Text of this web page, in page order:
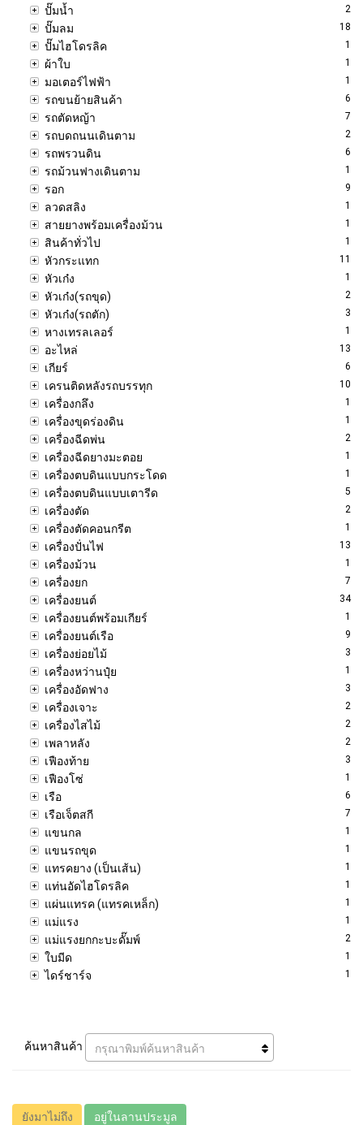
ปั๊มน้ำ 2
ปั๊มลม 18
ปั๊มไฮโดรลิค 1
ผ้าใบ 1
มอเตอร์ไฟฟ้า 1
รถขนย้ายสินค้า 6
รถตัดหญ้า 7
รถบดถนนเดินตาม 2
รถพรวนดิน 6
รถม้วนฟางเดินตาม 1
รอก 9
ลวดสลิง 1
สายยางพร้อมเครื่องม้วน 1
สินค้าทั่วไป 1
หัวกระแทก 11
หัวเก๋ง 1
หัวเก๋ง(รถขุด) 2
หัวเก๋ง(รถตัก) 3
หางเทรลเลอร์ 1
อะไหล่ 13
เกียร์ 6
เครนติดหลังรถบรรทุก 10
เครื่องกลึง 1
เครื่องขุดร่องดิน 1
เครื่องฉีดพ่น 2
เครื่องฉีดยางมะตอย 1
เครื่องตบดินแบบกระโดด 1
เครื่องตบดินแบบเตารีด 5
เครื่องตัด 2
เครื่องตัดคอนกรีต 1
เครื่องปั่นไฟ 13
เครื่องม้วน 1
เครื่องยก 7
เครื่องยนต์ 34
เครื่องยนต์พร้อมเกียร์ 1
เครื่องยนต์เรือ 9
เครื่องย่อยไม้ 3
เครื่องหว่านปุ๋ย 1
เครื่องอัดฟาง 3
เครื่องเจาะ 2
เครื่องไสไม้ 2
เพลาหลัง 2
เฟืองท้าย 3
เฟืองโซ่ 1
เรือ 6
เรือเจ็ตสกี 7
แขนกล 1
แขนรถขุด 1
แทรคยาง (เป็นเส้น) 1
แท่นอัดไฮโดรลิค 1
แผ่นแทรค (แทรคเหล็ก) 1
แม่แรง 1
แม่แรงยกกะบะดั๊มพ์ 2
ใบมีด 1
ไดร์ชาร์จ 1
ค้นหาสินค้า กรุณาพิมพ์ค้นหาสินค้า
ยังมาไม่ถึง อยู่ในลานประมูล